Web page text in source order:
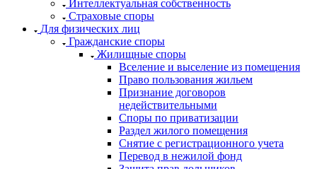
Интеллектуальная собственность
Страховые споры
Для физических лиц
Гражданские споры
Жилищные споры
Вселение и выселение из помещения
Право пользования жильем
Признание договоров
недействительными
Споры по приватизации
Раздел жилого помещения
Снятие с регистрационного учета
Перевод в нежилой фонд